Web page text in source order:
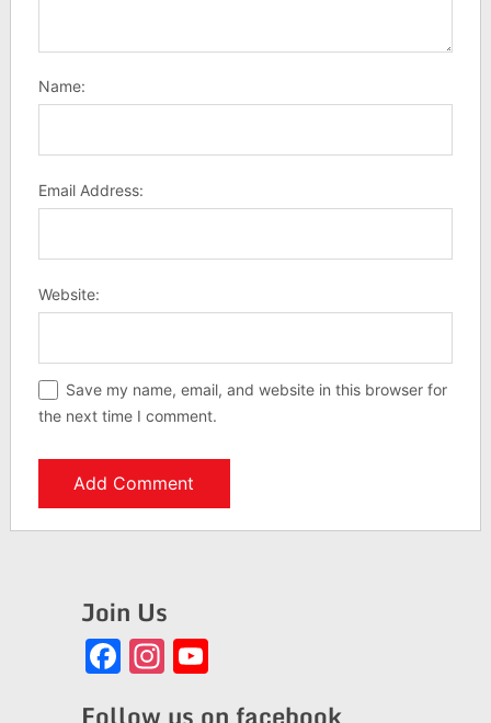
Name:
Email Address:
Website:
Save my name, email, and website in this browser for
the next time I comment.
Join Us
Facebook
Instagram
YouTube